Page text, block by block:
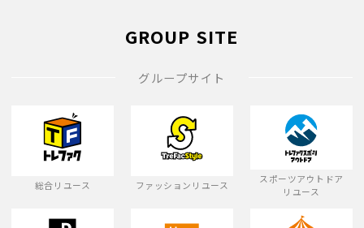
GROUP SITE
グループサイト
総合リユース ファッションリユース
スポーツアウトドア
リユース